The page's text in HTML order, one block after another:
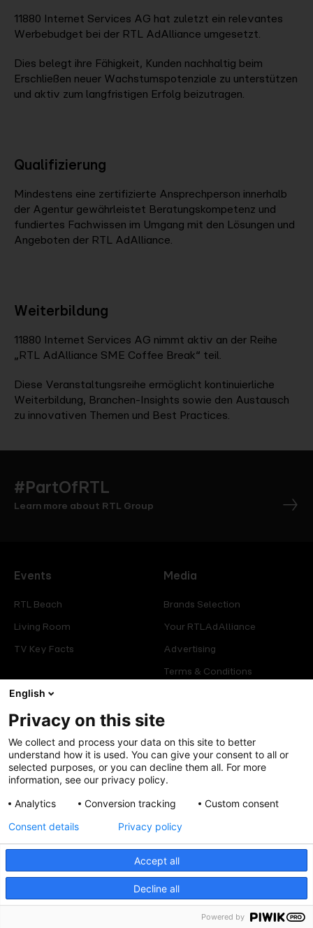
11880 Internet Services AG hat zuletzt ein relevantes
Werbebudget bei der RTL AdAlliance umgesetzt.
Dies belegt ihre Fähigkeit, Kunden nachhaltig beim
Erschließen neuer Wachstumspotenziale zu unterstützen
und aktiv zum langfristigen Erfolg beizutragen.
Qualifizierung
Mindestens eine zertifizierte Ansprechperson innerhalb
der Agentur gewährleistet Beratungskompetenz und
fundiertes Fachwissen im Umgang mit den Lösungen und
Angeboten der RTL AdAlliance.
Weiterbildung
11880 Internet Services AG nimmt aktiv an der Reihe
„RTL AdAlliance SME Coffee Break“ teil.
Diese Veranstaltungsreihe ermöglicht kontinuierliche
Weiterbildung, Branchen-Insights sowie den Austausch
zu innovativen Themen und Best Practices.
#PartOfRTL
Learn more about RTL Group
Events
RTL Beach
Living Room
TV Key Facts
Media
Brands Selection
Your RTLAdAlliance
Advertising
Terms & Conditions
Offers
Press
Careers
Legal
Manage consent
Cookies Policy
English
Privacy on this site
We collect and process your data on this site to better
understand how it is used. You can give your consent to all or
selected purposes, or you can decline them all. For more
information, see our privacy policy.
Analytics
Conversion tracking Custom consent
Accept all
Decline all
Consent details Privacy policy
Powered by